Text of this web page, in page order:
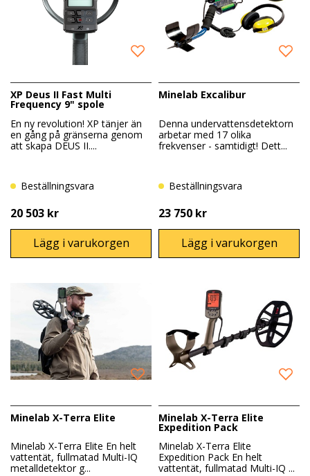
varje produkt för teknisk specifikation,
användningsområden och fördelarna med de ledande
produkterna på marknaden.
Oavsett om du letar efter en metalldetektor för
fritidsdykning eller avancerade professionella projekt,
så är Guldström rätta platsen att börja din sökning. Låt
oss hjälpa dig att hitta det perfekta verktyget för dina
behov.
XP Deus II Fast Multi
Frequency 9" spole
En ny revolution! XP tänjer än
en gång på gränserna genom
att skapa DEUS II....
Beställningsvara
20 503 kr
Lägg i varukorgen
Minelab Excalibur
Denna undervattensdetektorn
arbetar med 17 olika
frekvenser - samtidigt! Dett...
Beställningsvara
23 750 kr
Lägg i varukorgen
Minelab X-Terra Elite
Minelab X-Terra Elite En helt
vattentät, fullmatad Multi-IQ
metalldetektor g...
Minelab X-Terra Elite
Expedition Pack
Minelab X-Terra Elite
Expedition Pack En helt
vattentät, fullmatad Multi-IQ ...